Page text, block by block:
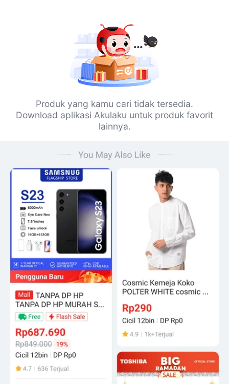
Produk yang kamu cari tidak tersedia.
Download aplikasi Akulaku untuk produk favorit
lainnya.